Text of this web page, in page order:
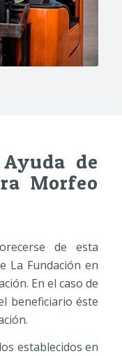
de
Morfeo
de esta
La Fundación en
En el caso de
beneficiario éste
establecidos en